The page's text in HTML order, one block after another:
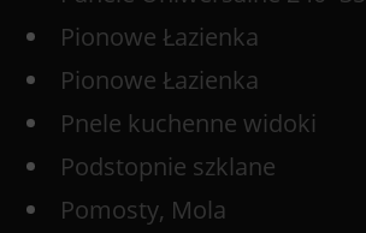
Pionowe Łazienka
Pionowe Łazienka
Pnele kuchenne widoki
Podstopnie szklane
Pomosty, Mola